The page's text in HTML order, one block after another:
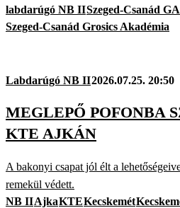
labdarúgó NB IISzeged-Csanád GA
Szeged-Csanád Grosics Akadémia
Labdarúgó NB II2026.07.25. 20:50
MEGLEPŐ POFONBA
KTE AJKÁN
A bakonyi csapat jól élt a
remekül védett.
NB IIAjkaKTEKecskemét